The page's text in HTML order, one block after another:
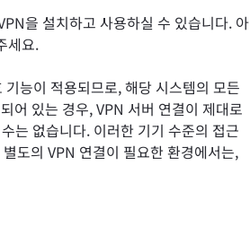
을 설치하고 사용하실 수 있습니다. 아
세요.
능이 적용되므로, 해당 시스템의 모든
어 있는 경우, VPN 서버 연결이 제대로
는 없습니다. 이러한 기기 수준의 접근
도의 VPN 연결이 필요한 환경에서는,